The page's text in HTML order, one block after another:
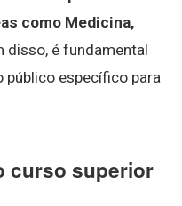
como Medicina,
disso, é fundamental
público específico para
curso superior